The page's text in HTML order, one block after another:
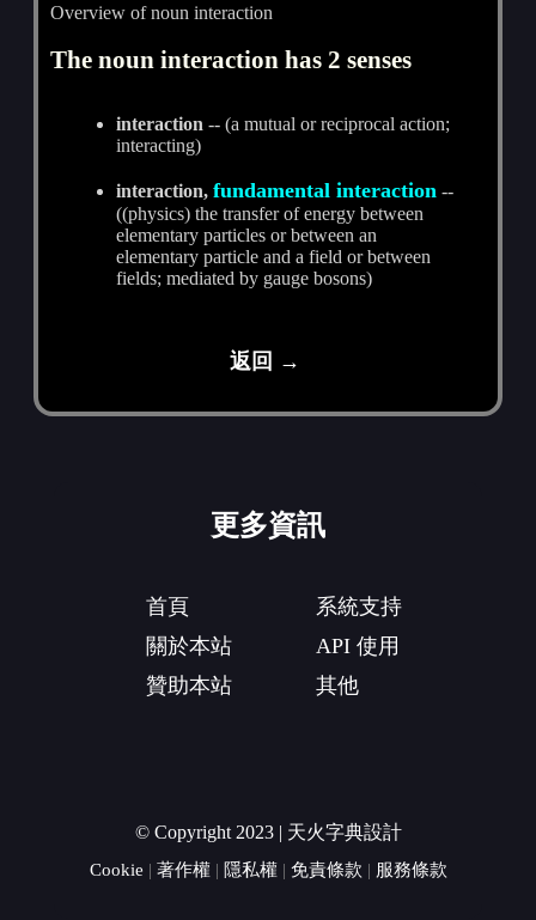
Overview of noun interaction
The noun interaction has 2 senses
interaction -- (a mutual or reciprocal action;
interacting)
interaction,fundamental interaction --
((physics) the transfer of energy between
elementary particles or between an
elementary particle and a field or between
fields; mediated by gauge bosons)
返回 →
更多資訊
首頁
關於本站
贊助本站
系統支持
API 使用
其他
© Copyright 2023 | 天火字典設計
Cookie | 著作權| 隱私權| 免責條款 | 服務條款